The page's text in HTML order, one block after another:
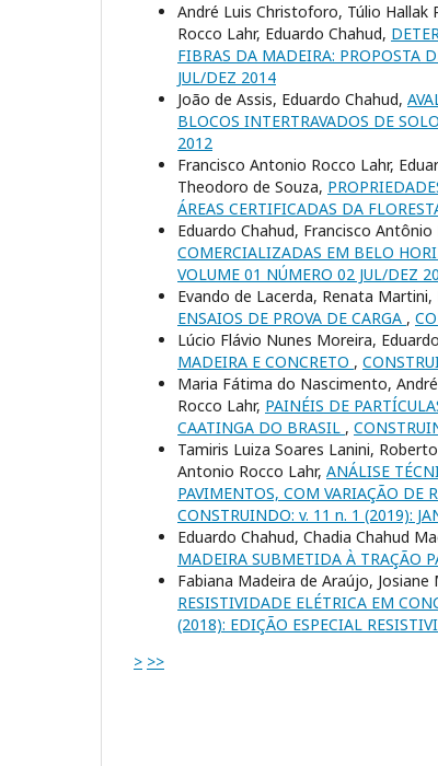
André Luis Christoforo, Túlio Hallak
Rocco Lahr, Eduardo Chahud,
FIBRAS DA MADEIRA: PROPOSTA
JUL/DEZ 2014
João de Assis, Eduardo Chahud,
BLOCOS INTERTRAVADOS DE
2012
Francisco Antonio Rocco Lahr,
Theodoro de Souza,
ÁREAS CERTIFICADAS DA
Eduardo Chahud, Francisco
COMERCIALIZADAS EM BELO
VOLUME 01 NÚMERO 02 JUL/DEZ
Evando de Lacerda, Renata
ENSAIOS DE PROVA DE CARGA ,
Lúcio Flávio Nunes Moreira,
MADEIRA E CONCRETO ,
Maria Fátima do Nascimento,
Rocco Lahr, PAINÉIS DE
CAATINGA DO BRASIL ,
Tamiris Luiza Soares Lanini,
Antonio Rocco Lahr, ANÁLISE
PAVIMENTOS, COM VARIAÇÃO DE
CONSTRUINDO: v. 11 n. 1 (2019):
Eduardo Chahud, Chadia Chahud
MADEIRA SUBMETIDA À TRAÇÃO
Fabiana Madeira de Araújo,
RESISTIVIDADE ELÉTRICA EM
(2018): EDIÇÃO ESPECIAL
> >>